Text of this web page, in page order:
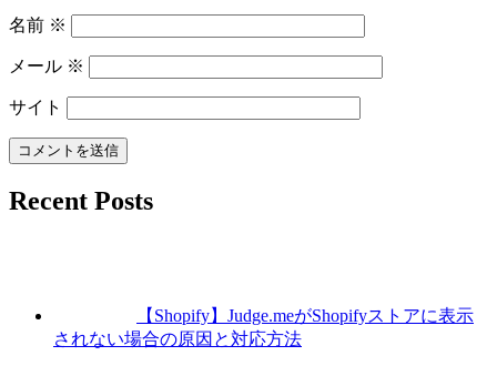
名前 ※
メール ※
サイト
Recent Posts
【Shopify】Judge.meがShopifyストアに表示
されない場合の原因と対応方法